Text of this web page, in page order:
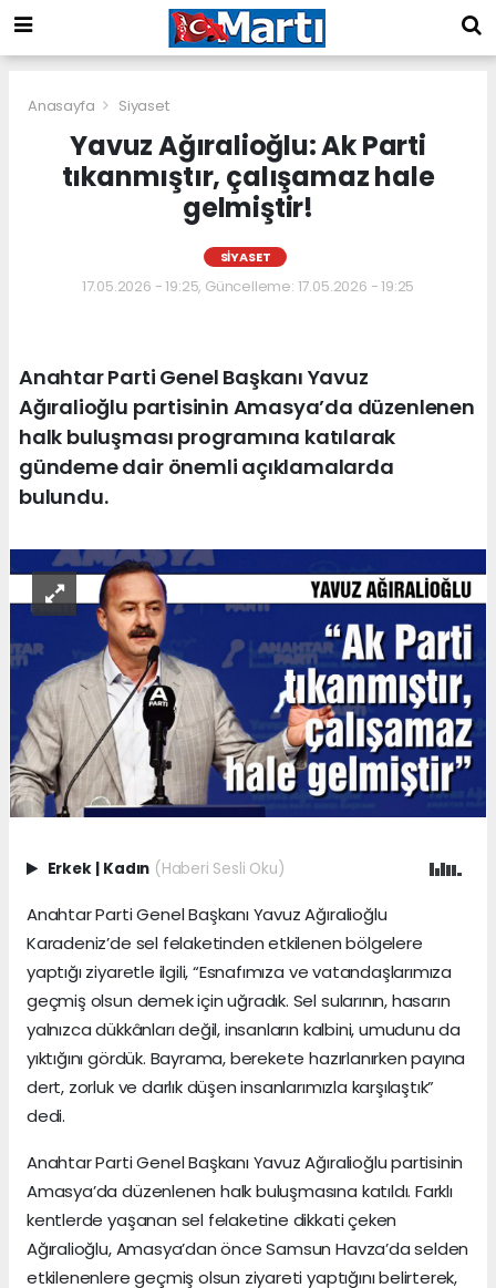
Anasayfa Siyaset
Yavuz Ağıralioğlu: Ak Parti
tıkanmıştır, çalışamaz hale
gelmiştir!
SIYASET
17.05.2026 - 19:25, Güncelleme: 17.05.2026 - 19:25
Anahtar Parti Genel Başkanı Yavuz
Ağıralioğlu partisinin Amasya’da düzenlenen
halk buluşması programına katılarak
gündeme dair önemli açıklamalarda
bulundu.
Erkek | Kadın (Haberi Sesli Oku)
Anahtar Parti Genel Başkanı Yavuz Ağıralioğlu
Karadeniz’de sel felaketinden etkilenen bölgelere
yaptığı ziyaretle ilgili, “Esnafımıza ve vatandaşlarımıza
geçmiş olsun demek için uğradık. Sel sularının, hasarın
yalnızca dükkânları değil, insanların kalbini, umudunu da
yıktığını gördük. Bayrama, berekete hazırlanırken payına
dert, zorluk ve darlık düşen insanlarımızla karşılaştık”
dedi.
Anahtar Parti Genel Başkanı Yavuz Ağıralioğlu partisinin
Amasya’da düzenlenen halk buluşmasına katıldı. Farklı
kentlerde yaşanan sel felaketine dikkati çeken
Ağıralioğlu, Amasya’dan önce Samsun Havza’da selden
etkilenenlere geçmiş olsun ziyareti yaptığını belirterek,